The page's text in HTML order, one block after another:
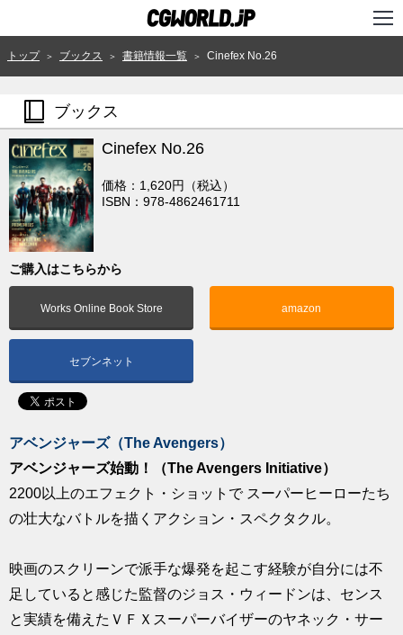
TOP
ニュース
特集
連載
用語辞典
スタジオ
講座
クリエイターズID
トップ ＞ ブックス ＞ 書籍情報一覧 ＞ Cinefex No.26
ブックス
Cinefex No.26
価格：1,620円（税込）
ISBN：978-4862461711
ご購入はこちらから
Works Online Book Store amazon
セブンネット
アベンジャーズ（The Avengers）
アベンジャーズ始動！（The Avengers Initiative）
2200以上のエフェクト・ショットで スーパーヒーローたち
の壮大なバトルを描くアクション・スペクタクル。
映画のスクリーンで派手な爆発を起こす経験が自分には不
足していると感じた監督のジョス・ウィードンは、センス
と実績を備えたＶＦＸスーパーバイザーのヤネック・サー